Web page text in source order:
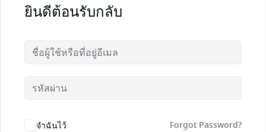
ยินดีต้อนรับกลับ
จำฉันไว้ Forgot Password?